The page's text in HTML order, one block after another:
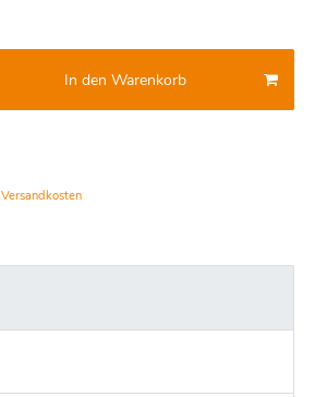
In den Warenkorb
Versandkosten